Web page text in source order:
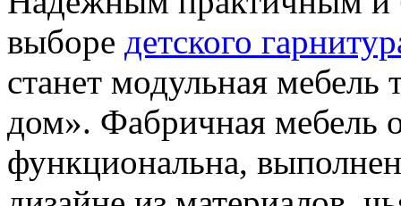
выборе детского
станет модульная
дом». Фабричная мебель
функциональна,